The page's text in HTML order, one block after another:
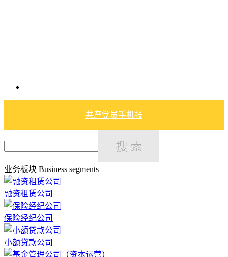
共产党员手机报
业务板块 Business segments
融资租赁公司
保险经纪公司
小额贷款公司